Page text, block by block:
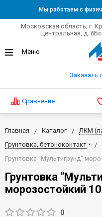
Мы работаем с
Московская область, г.
Центральная, д.
Заказать
Сравнение
Главная Каталог
ЛКМ
Грунтовка, бетоноконтакт
Грунтовка "Мультигрунд"
Грунтовка
морозостойкий
0